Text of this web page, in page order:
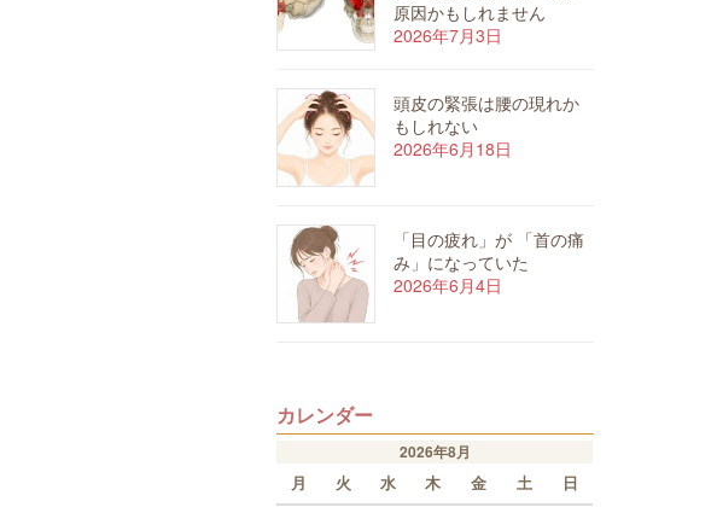
原因かもしれません
2026年7月3日
頭皮の緊張は腰の現れか
もしれない
2026年6月18日
「目の疲れ」が 「首の痛
み」になっていた
2026年6月4日
カレンダー
2026年8月
月
火 水 木 金 土 日